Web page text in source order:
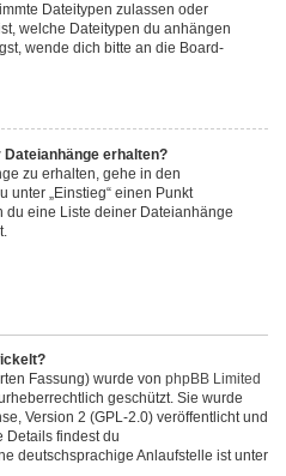
Dateitypen zulassen oder
welche Dateitypen du anhängen
wende dich bitte an die Board-
erhalten?
zu erhalten, gehe in den
unter „Einstieg“ einen Punkt
du eine Liste deiner Dateianhänge
Fassung) wurde von phpBB Limited
geschützt. Sie wurde
Version 2 (GPL-2.0) veröffentlicht und
Details findest du
deutschsprachige Anlaufstelle ist unter